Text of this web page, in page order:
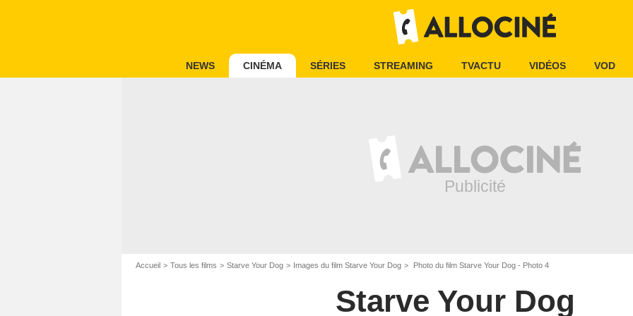
NEWS CINÉMA SÉRIES STREAMING TVACTU VIDÉOS VOD
Accueil Tous les films Starve Your Dog Images du film Starve Your Dog Photo du film Starve Your Dog - Photo 4
Starve Your Dog